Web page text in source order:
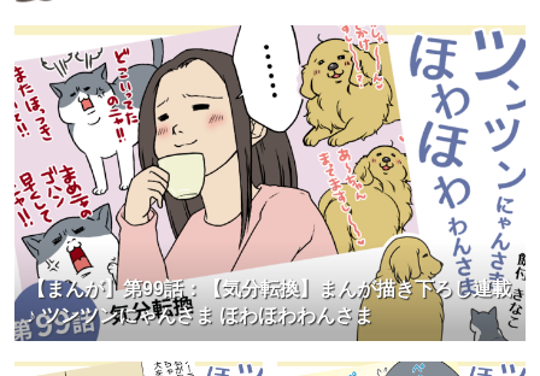
【まんが】第99話：【気分転換】まんが描き下ろし連載
♪ ツンツンにゃんさま ほわほわわんさま